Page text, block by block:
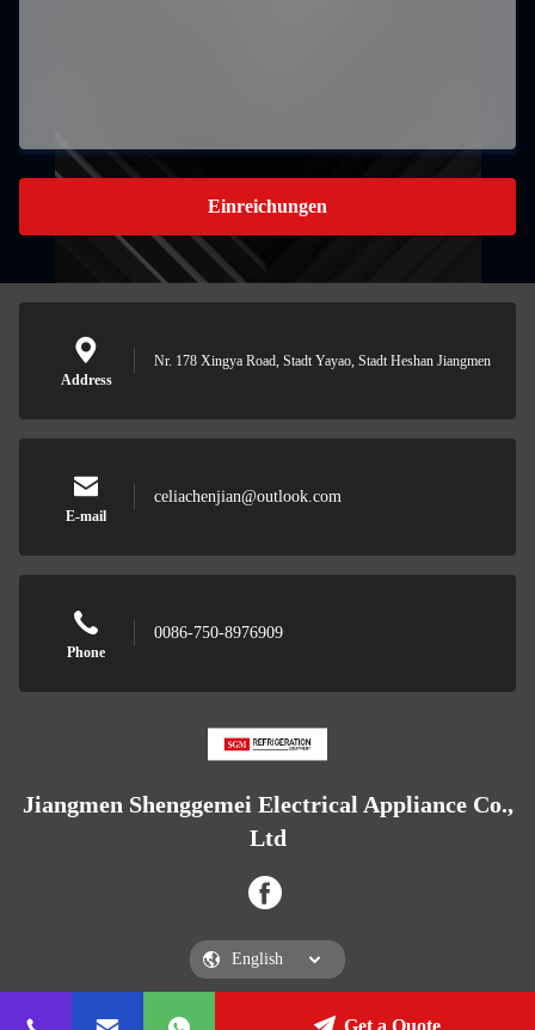
Einreichungen
Address
Nr. 178 Xingya Road, Stadt Yayao, Stadt Heshan Jiangmen
E-mail
celiachenjian@outlook.com
Phone
0086-750-8976909
Jiangmen Shenggemei Electrical Appliance Co.,
Ltd